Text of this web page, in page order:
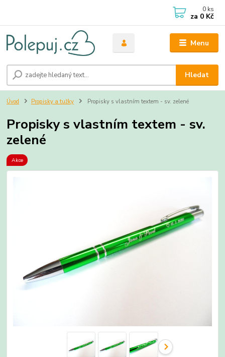
Menu
Hledat
0 ks
za 0 Kč
Úvod Propisky a tužky Propisky s vlastním textem - sv. zelené
Propisky s vlastním textem - sv.
zelené
Akce